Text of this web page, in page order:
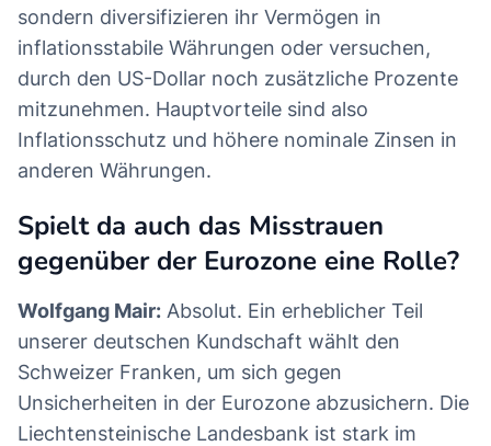
sondern diversifizieren ihr Vermögen in
inflationsstabile Währungen oder versuchen,
durch den US-Dollar noch zusätzliche Prozente
mitzunehmen. Hauptvorteile sind also
Inflationsschutz und höhere nominale Zinsen in
anderen Währungen.
Spielt da auch das Misstrauen
gegenüber der Eurozone eine Rolle?
Wolfgang Mair: Absolut. Ein erheblicher Teil
unserer deutschen Kundschaft wählt den
Schweizer Franken, um sich gegen
Unsicherheiten in der Eurozone abzusichern. Die
Liechtensteinische Landesbank ist stark im